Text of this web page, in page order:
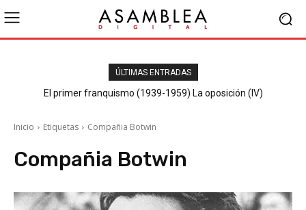
ÚLTIMAS ENTRADAS
El primer franquismo (1939-1959) La oposición (IV)
Inicio Etiquetas Compañia Botwin
Compañia Botwin